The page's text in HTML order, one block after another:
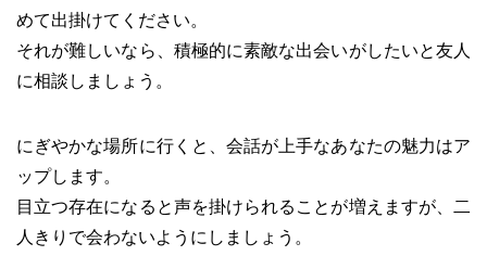
めて出掛けてください。
それが難しいなら、積極的に素敵な出会いがしたいと友人
に相談しましょう。
にぎやかな場所に行くと、会話が上手なあなたの魅力はア
ップします。
目立つ存在になると声を掛けられることが増えますが、二
人きりで会わないようにしましょう。